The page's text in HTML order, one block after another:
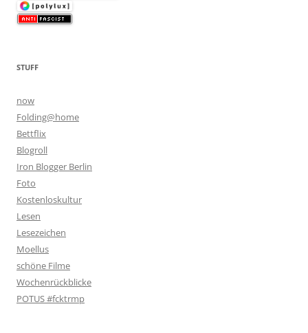
STUFF
now
Folding@home
Bettflix
Blogroll
Iron Blogger Berlin
Foto
Kostenloskultur
Lesen
Lesezeichen
Moellus
schöne Filme
Wochenrückblicke
POTUS #fcktrmp